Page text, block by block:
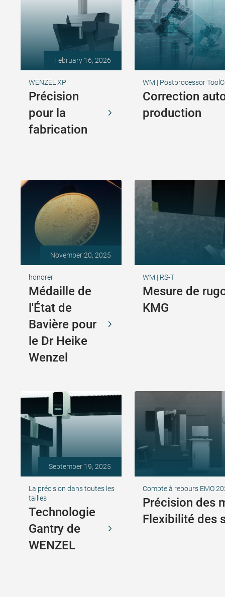
February 16, 2026
WENZEL XP
Précision
pour la
fabrication
WM | Postprocessor
Correction
production
November 20, 2025
honorer
Médaille de
l'État de
Bavière pour
le Dr Heike
Wenzel
WM | RS-T
Mesure de
KMG
September 19, 2025
La précision dans toutes les
tailles
Technologie
Gantry de
WENZEL
Compte à rebours EMO
Précision des
Flexibilité des